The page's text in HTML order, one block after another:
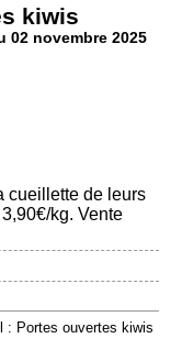
kiwis
02 novembre 2025
cueillette de leurs
kg. Vente
: Portes ouvertes kiwis